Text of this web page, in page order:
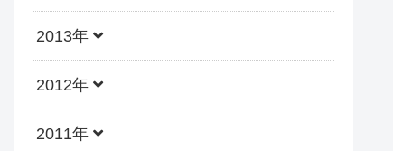
2013年
2012年
2011年